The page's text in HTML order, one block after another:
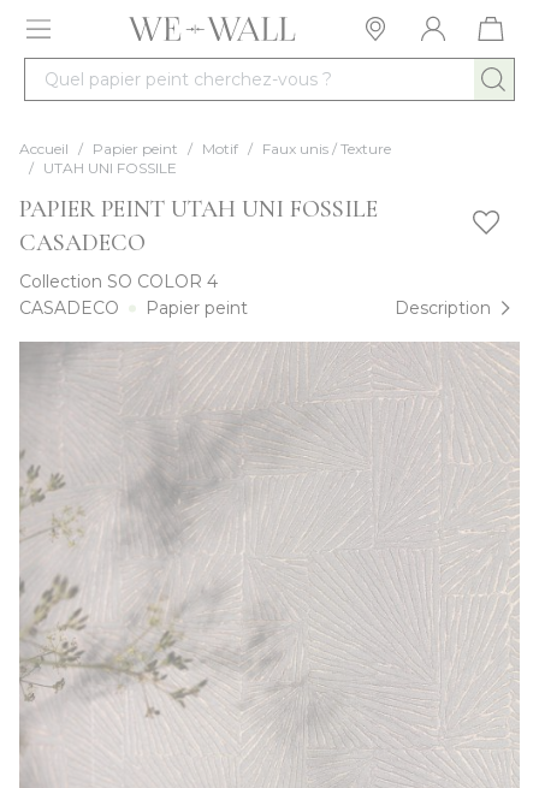
Allez au contenu
Quel papier peint cherchez-vous ?
Accueil / Papier peint / Motif / Faux unis / Texture
/ UTAH UNI FOSSILE
PAPIER PEINT UTAH UNI FOSSILE
CASADECO
Collection SO COLOR 4
CASADECO
Papier peint Description